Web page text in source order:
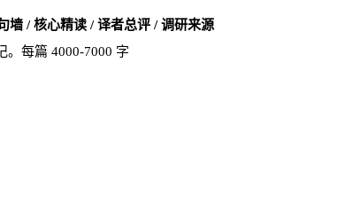
墙 / 核心精读 / 译者总评 / 调研来源
。每篇 4000-7000 字